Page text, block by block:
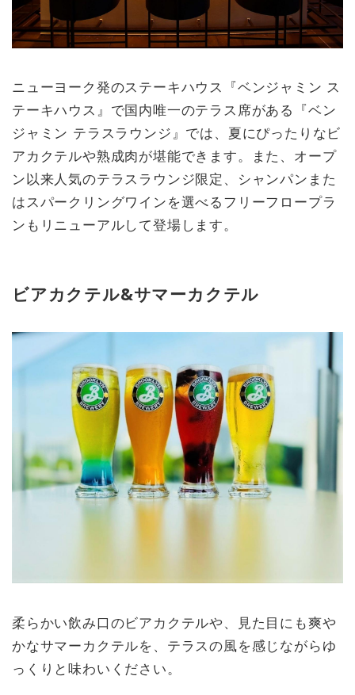
ニューヨーク発のステーキハウス『ベンジャミン ス
テーキハウス』で国内唯一のテラス席がある『ベン
ジャミン テラスラウンジ』では、夏にぴったりなビ
アカクテルや熟成肉が堪能できます。また、オープ
ン以来人気のテラスラウンジ限定、シャンパンまた
はスパークリングワインを選べるフリーフロープラ
ンもリニューアルして登場します。
ビアカクテル&サマーカクテル
柔らかい飲み口のビアカクテルや、見た目にも爽や
かなサマーカクテルを、テラスの風を感じながらゆ
っくりと味わいください。